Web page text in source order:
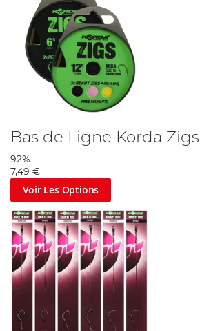
Bas de Ligne Korda Zigs
92%
7,49 €
Voir Les Options